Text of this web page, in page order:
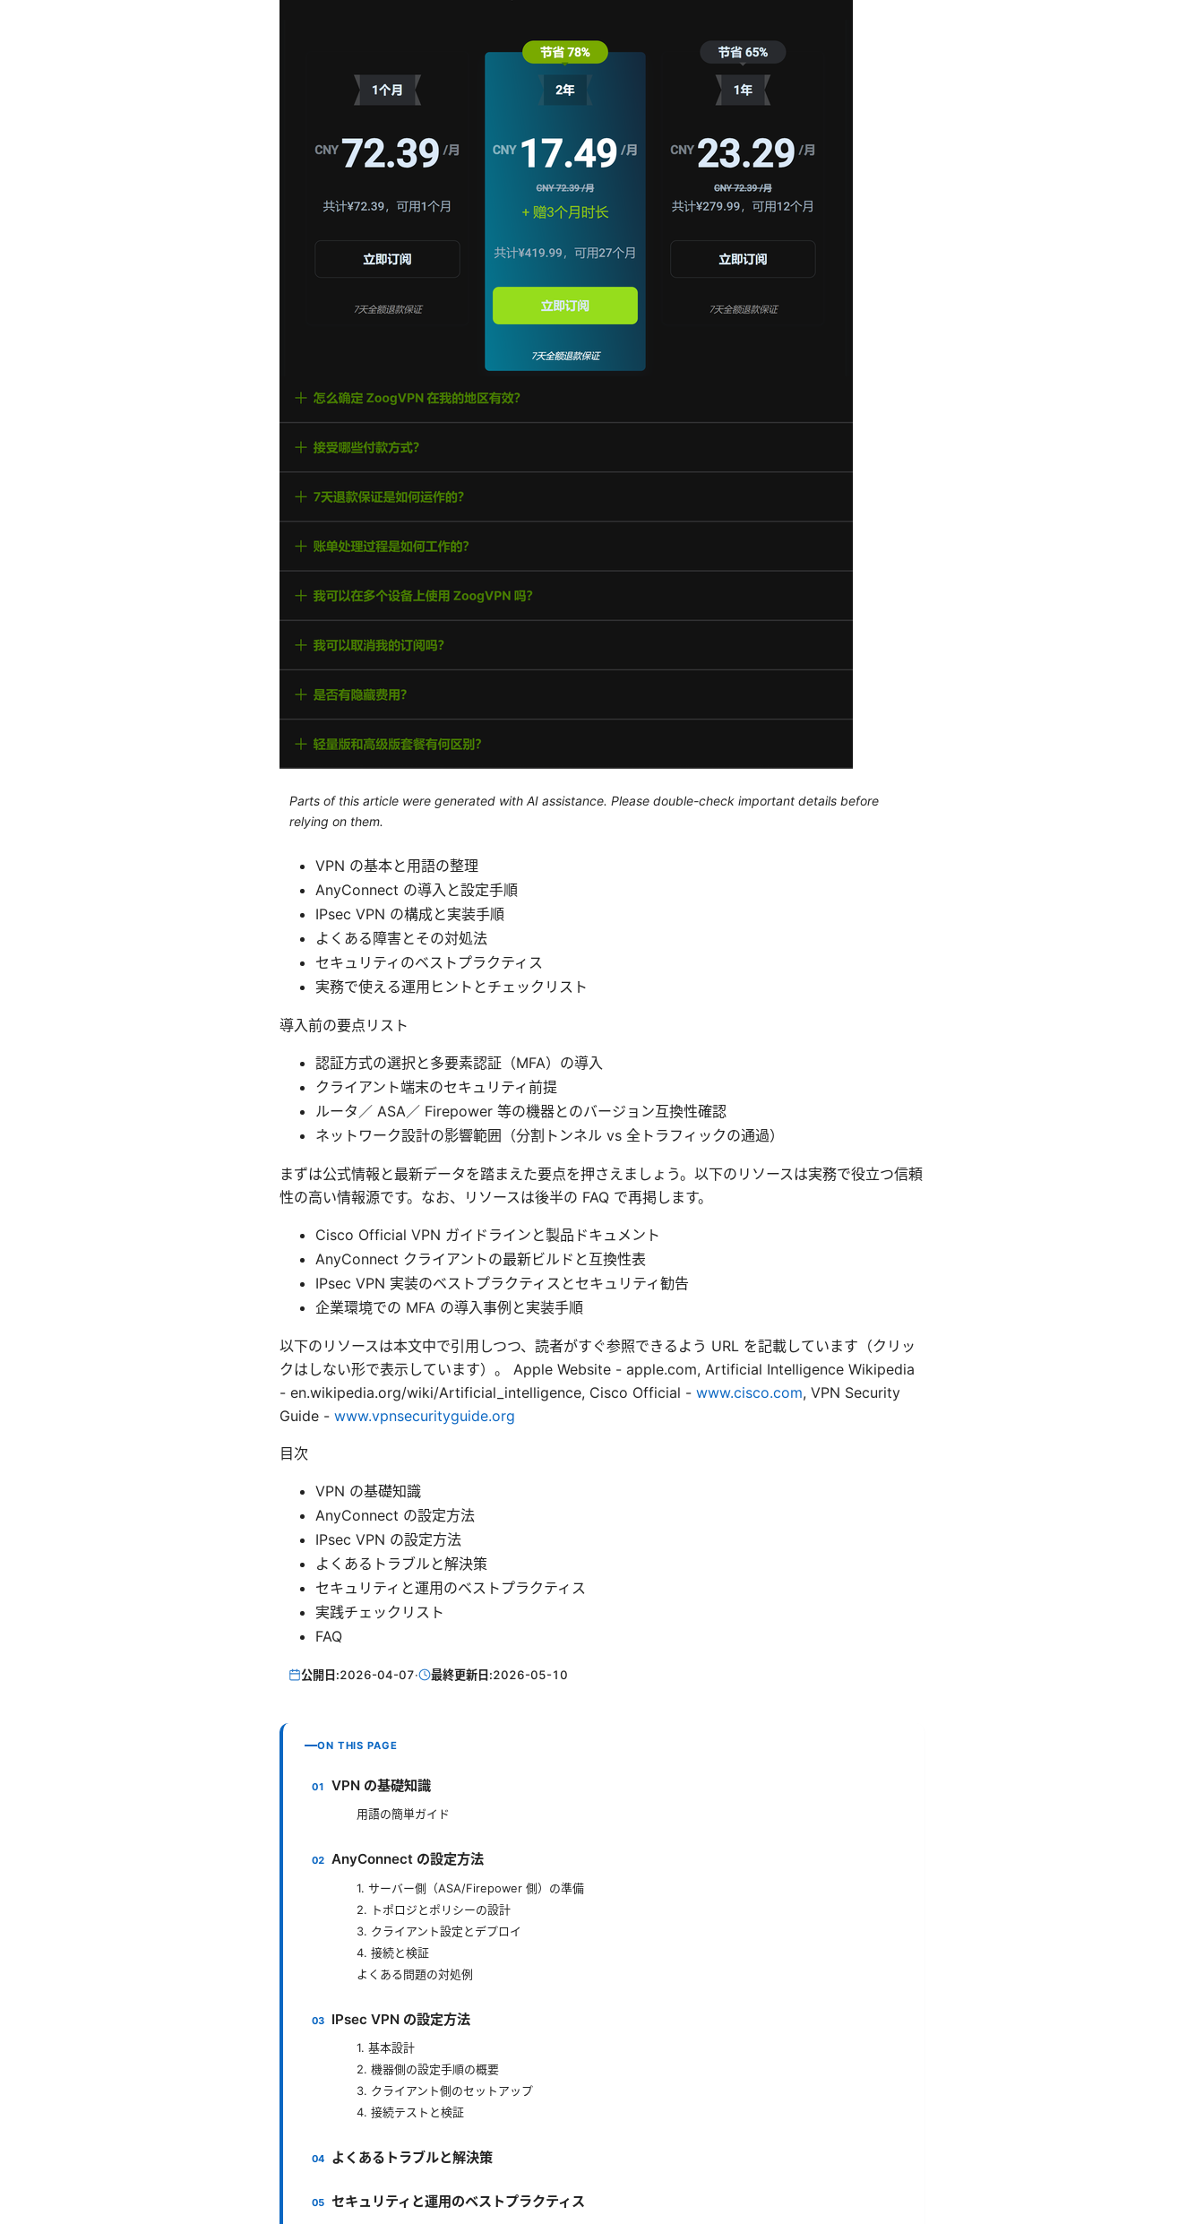
Parts of this article were generated with AI assistance. Please double-check important details before
relying on them.
VPN の基本と用語の整理
AnyConnect の導入と設定手順
IPsec VPN の構成と実装手順
よくある障害とその対処法
セキュリティのベストプラクティス
実務で使える運用ヒントとチェックリスト
導入前の要点リスト
認証方式の選択と多要素認証（MFA）の導入
クライアント端末のセキュリティ前提
ルータ／ ASA／ Firepower 等の機器とのバージョン互換性確認
ネットワーク設計の影響範囲（分割トンネル vs 全トラフィックの通過）
まずは公式情報と最新データを踏まえた要点を押さえましょう。以下のリソースは実務で役立つ信頼
性の高い情報源です。なお、リソースは後半の FAQ で再掲します。
Cisco Official VPN ガイドラインと製品ドキュメント
AnyConnect クライアントの最新ビルドと互換性表
IPsec VPN 実装のベストプラクティスとセキュリティ勧告
企業環境での MFA の導入事例と実装手順
以下のリソースは本文中で引用しつつ、読者がすぐ参照できるよう URL を記載しています（クリッ
クはしない形で表示しています）。 Apple Website - apple.com, Artificial Intelligence Wikipedia
- en.wikipedia.org/wiki/Artificial_intelligence, Cisco Official - www.cisco.com, VPN Security
Guide - www.vpnsecurityguide.org
目次
VPN の基礎知識
AnyConnect の設定方法
IPsec VPN の設定方法
よくあるトラブルと解決策
セキュリティと運用のベストプラクティス
実践チェックリスト
FAQ
公開日:2026-04-07· 最終更新日:2026-05-10
ON THIS PAGE
VPN の基礎知識
用語の簡単ガイド
AnyConnect の設定方法
1. サーバー側（ASA/Firepower 側）の準備
2. トポロジとポリシーの設計
3. クライアント設定とデプロイ
4. 接続と検証
よくある問題の対処例
IPsec VPN の設定方法
1. 基本設計
2. 機器側の設定手順の概要
3. クライアント側のセットアップ
4. 接続テストと検証
よくあるトラブルと解決策
セキュリティと運用のベストプラクティス